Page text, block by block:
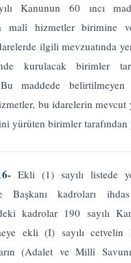
Kanunun 60 ıncı
malî hizmetler birimine
ilgili mevzuatında
kurulacak birimler
maddede belirtilmeyen
bu idarelerin mevcut
yürüten birimler
Ekli (1) sayılı listede
Başkanı kadroları
kadrolar 190 sayılı
ekli (I) sayılı cetvelin
(Adalet ve Millî